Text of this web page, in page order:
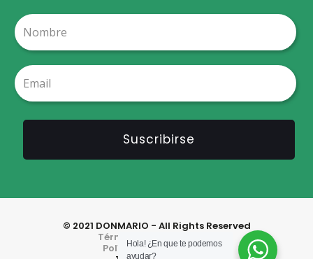
© 2021 DONMARIO - All Rights Reserved
Términos y Condiciones
Política de Privacidad
Hola! ¿En que te podemos
ayudar?